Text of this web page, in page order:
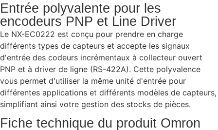
Entrée polyvalente pour les
encodeurs PNP et Line Driver
Le NX-EC0222 est conçu pour prendre en charge
différents types de capteurs et accepte les signaux
d'entrée des codeurs incrémentaux à collecteur ouvert
PNP et à driver de ligne (RS-422A). Cette polyvalence
vous permet d'utiliser la même unité d'entrée pour
différentes applications et différents modèles de capteurs,
simplifiant ainsi votre gestion des stocks de pièces.
Fiche technique du produit Omron